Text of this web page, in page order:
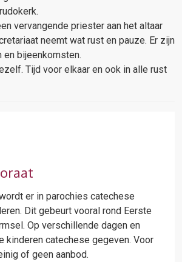
vervangende priester aan het altaar
neemt wat rust en pauze. Er zijn
en bijeenkomsten.
Tijd voor elkaar en ook in alle rust
er in parochies catechese
Dit gebeurt vooral rond Eerste
Op verschillende dagen en
kinderen catechese gegeven. Voor
of geen aanbod.